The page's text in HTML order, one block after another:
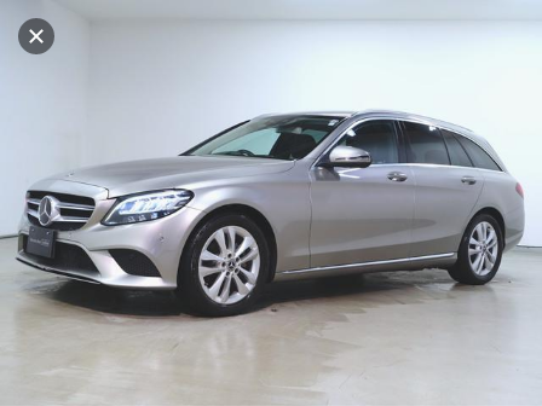
販売店検索
エリア別最新ニュース
品質と保証
自動車保険
ログイン
マイアカウント
マイリスト
問合せ履歴
アフターサービス
アフターサービス
車検／定期点検
タイヤ交換
企業情報
企業概要
プレスリリース
リンク
BMW認定中古車 会社概要
マイリストに追加
キャンセル
楠
サーティファイドカーセンター
販売店情報
地図を見る